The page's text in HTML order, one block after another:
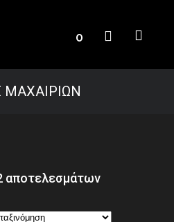
0
ΜΑΧΑΙΡΙΩΝ
αποτελεσμάτων